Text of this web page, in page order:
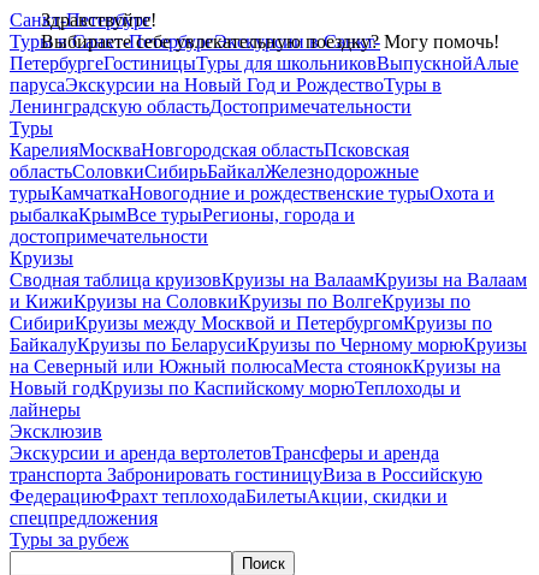
Здравствуйте!
Выбираете себе увлекательную поездку? Могу помочь!
Санкт-Петербург
Туры в Санкт-ПетербургЭкскурсии в Санкт-
ПетербургеГостиницыТуры для школьниковВыпускнойАлые
парусаЭкскурсии на Новый Год и РождествоТуры в
Ленинградскую областьДостопримечательности
Туры
КарелияМоскваНовгородская областьПсковская
областьСоловкиСибирьБайкалЖелезнодорожные
турыКамчаткаНовогодние и рождественские турыОхота и
рыбалкаКрымВсе турыРегионы, города и
достопримечательности
Круизы
Сводная таблица круизовКруизы на ВалаамКруизы на Валаам
и КижиКруизы на СоловкиКруизы по ВолгеКруизы по
СибириКруизы между Москвой и ПетербургомКруизы по
БайкалуКруизы по БеларусиКруизы по Черному морюКруизы
на Северный или Южный полюсаМеста стоянокКруизы на
Новый годКруизы по Каспийскому морюТеплоходы и
лайнеры
Эксклюзив
Экскурсии и аренда вертолетовТрансферы и аренда
транспорта Забронировать гостиницуВиза в Российскую
ФедерациюФрахт теплоходаБилетыАкции, скидки и
спецпредложения
Туры за рубеж